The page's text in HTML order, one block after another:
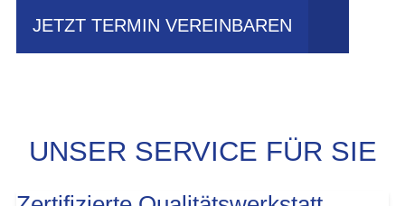
JETZT TERMIN VEREINBAREN
UNSER SERVICE FÜR SIE